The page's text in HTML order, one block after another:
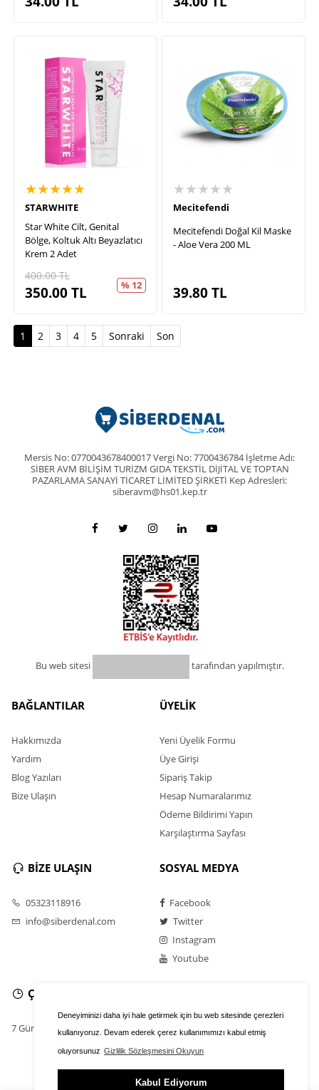
Deneyiminizi daha iyi hale getirmek için bu web sitesinde çerezleri
kullanıyoruz. Devam ederek çerez kullanımımızı kabul etmiş
oluyorsunuz Gizlilik Sözleşmesini Okuyun
Kabul Ediyorum
★★★★★
STARWHITE
Star White Cilt, Genital
Bölge, Koltuk Altı Beyazlatıcı
Krem 2 Adet
400.00TL
350.00TL % 12
★★★★★
Mecitefendi
Mecitefendi Doğal Kil Maske
- Aloe Vera 200 ML
39.80TL
1 (current)
2 3 4 5 Sonraki Son
Mersis No: 0770043678400017 Vergi No: 7700436784 İşletme Adı:
SİBER AVM BİLİŞİM TURİZM GIDA TEKSTİL DİJİTAL VE TOPTAN
PAZARLAMA SANAYİ TİCARET LİMİTED ŞİRKETİ Kep Adresleri:
siberavm@hs01.kep.tr
Bu web sitesi tarafından yapılmıştır.
BAĞLANTILAR
Hakkımızda
Yardım
Blog Yazıları
Bize Ulaşın
ÜYELİK
Yeni Üyelik Formu
Üye Girişi
Sipariş Takip
Hesap Numaralarımız
Ödeme Bildirimi Yapın
Karşılaştırma Sayfası
BİZE ULAŞIN
05323118916
info@siberdenal.com
SOSYAL MEDYA
Facebook
Twitter
Instagram
Youtube
ÇALIŞMA SAATLERİ
7 Gün / 24 Saat